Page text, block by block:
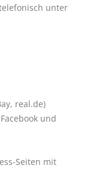
unter
real.de)
und
Seiten mit